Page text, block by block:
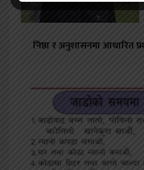
निष्ठा र अनुशासनमा आधारित